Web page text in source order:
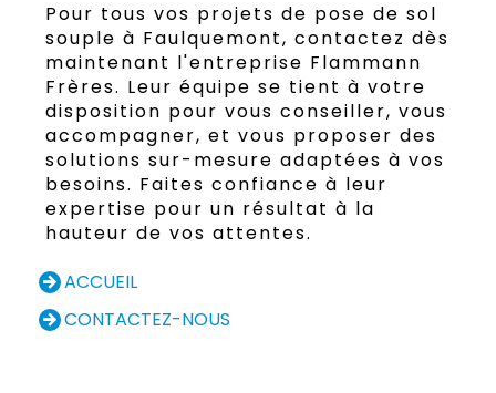
Pour tous vos projets de pose de sol
souple à Faulquemont, contactez dès
maintenant l'entreprise Flammann
Frères. Leur équipe se tient à votre
disposition pour vous conseiller, vous
accompagner, et vous proposer des
solutions sur-mesure adaptées à vos
besoins. Faites confiance à leur
expertise pour un résultat à la
hauteur de vos attentes.
ACCUEIL
CONTACTEZ-NOUS